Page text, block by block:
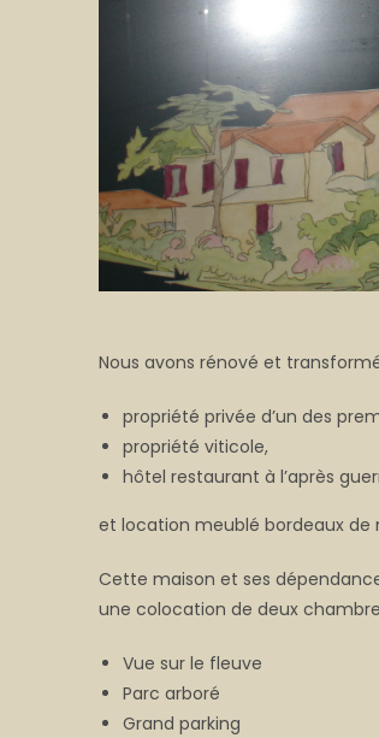
Nous avons rénové et
propriété privée d’un des
propriété viticole,
hôtel restaurant à l’après
et location meublé bordeaux de
Cette maison et ses
une colocation de deux
Vue sur le fleuve
Parc arboré
Grand parking